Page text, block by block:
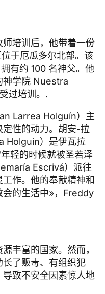
培训后，他带着一份
于厄瓜多尔北部。该
有约 100 名神父。他
神学院 Nuestra
过培训。.
Larrea Holguín）主
性的动力。胡安-拉
Holguín）是伊瓦拉
轻的时候就被圣若泽
Escrivá）派往
作。他的奉献精神和
会的生活中»，Freddy
丰富的国家。然而，
了贩毒、有组织犯
致不安全因素惊人地